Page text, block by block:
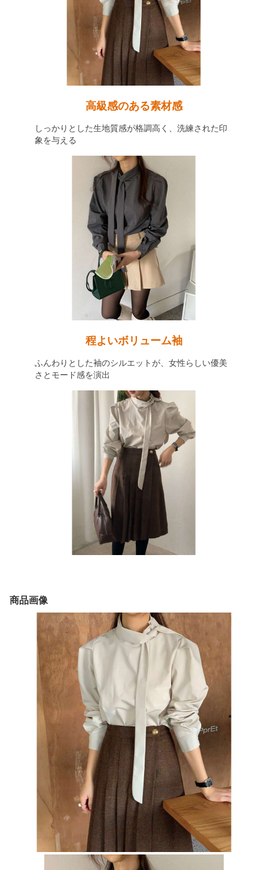
高級感のある素材感
しっかりとした生地質感が格調高く、洗練された印
象を与える
程よいボリューム袖
ふんわりとした袖のシルエットが、女性らしい優美
さとモード感を演出
商品画像